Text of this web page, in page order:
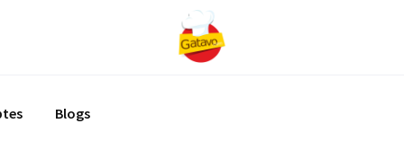
Blogs